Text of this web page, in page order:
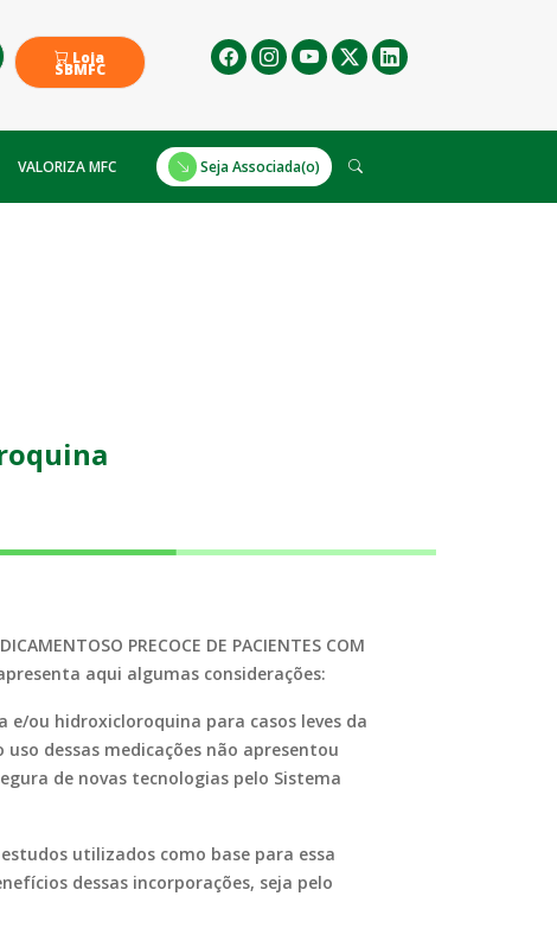
Loja
SBMFC
VALORIZA MFC Seja Associada(o)
PRECOCE DE PACIENTES COM
aqui algumas considerações:
ou hidroxicloroquina para casos leves da
uso dessas medicações não apresentou
de novas tecnologias pelo Sistema
utilizados como base para essa
dessas incorporações, seja pelo